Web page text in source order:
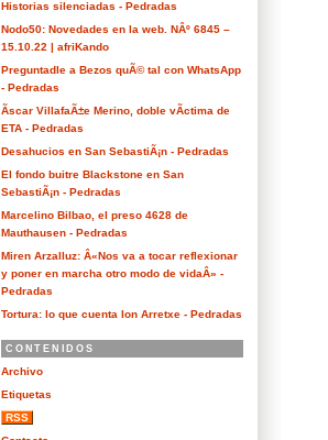
Historias silenciadas - Pedradas
Nodo50: Novedades en la web. NÂº 6845 –
15.10.22 | afriKando
Preguntadle a Bezos quÃ© tal con WhatsApp
- Pedradas
Ãscar VillafaÃ±e Merino, doble vÃ­ctima de
ETA - Pedradas
Desahucios en San SebastiÃ¡n - Pedradas
El fondo buitre Blackstone en San
SebastiÃ¡n - Pedradas
Marcelino Bilbao, el preso 4628 de
Mauthausen - Pedradas
Miren Arzalluz: Â«Nos va a tocar reflexionar
y poner en marcha otro modo de vidaÂ» -
Pedradas
Tortura: lo que cuenta Ion Arretxe - Pedradas
CONTENIDOS
Archivo
Etiquetas
RSS